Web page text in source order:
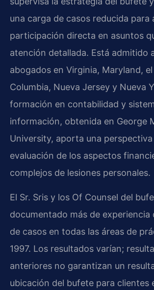
una carga de casos reducida para
participación directa en asuntos
atención detallada. Está admitido
abogados en Virginia, Maryland,
Columbia, Nueva Jersey y Nueva
formación en contabilidad y
información, obtenida en George
University, aporta una perspectiva
evaluación de los aspectos
complejos de lesiones personales.
El Sr. Sris y los Of Counsel del
documentado más de experiencia
de casos en todas las áreas de
1997. Los resultados varían;
anteriores no garantizan un
ubicación del bufete para clientes